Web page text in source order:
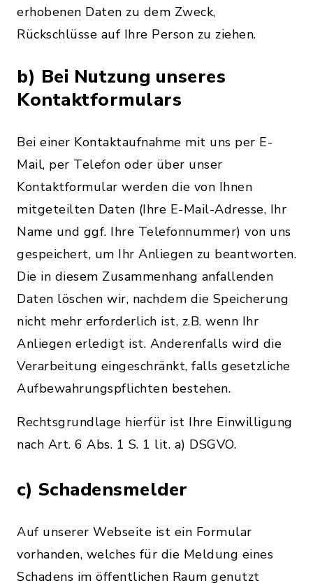
erhobenen Daten zu dem Zweck,
Rückschlüsse auf Ihre Person zu ziehen.
b) Bei Nutzung unseres
Kontaktformulars
Bei einer Kontaktaufnahme mit uns per E-
Mail, per Telefon oder über unser
Kontaktformular werden die von Ihnen
mitgeteilten Daten (Ihre E-Mail-Adresse, Ihr
Name und ggf. Ihre Telefonnummer) von uns
gespeichert, um Ihr Anliegen zu beantworten.
Die in diesem Zusammenhang anfallenden
Daten löschen wir, nachdem die Speicherung
nicht mehr erforderlich ist, z.B. wenn Ihr
Anliegen erledigt ist. Anderenfalls wird die
Verarbeitung eingeschränkt, falls gesetzliche
Aufbewahrungspflichten bestehen.
Rechtsgrundlage hierfür ist Ihre Einwilligung
nach Art. 6 Abs. 1 S. 1 lit. a) DSGVO.
c) Schadensmelder
Auf unserer Webseite ist ein Formular
vorhanden, welches für die Meldung eines
Schadens im öffentlichen Raum genutzt